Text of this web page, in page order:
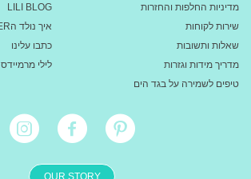
מדיניות החלפות והחזרות
שירות לקוחות
שאלות ותשובות
מדריך מידות וגזרות
טיפים לשמירה על בגד הים
LILI BLOG
איך נולד הBIKINI FINDER?
כתבו עלינו
לילי מרמיידס